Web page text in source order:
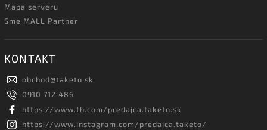
Mapa serveru
Sme MALL Partner
KONTAKT
obchod@taketo.sk
0910 712 486
https://www.fb.com/predajca.taketo.sk
https://www.instagram.com/predajca.taketo/